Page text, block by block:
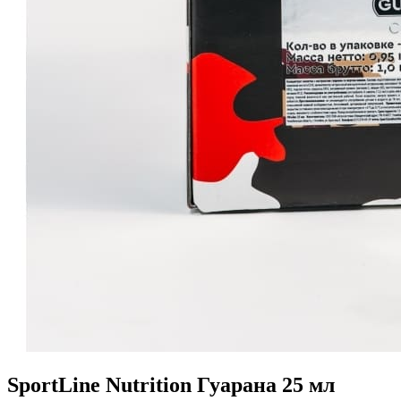
SportLine Nutrition Гуарана 25 мл